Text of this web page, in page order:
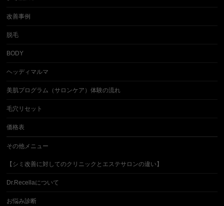
改善事例
脱毛
BODY
ヘッディマルマ
美肌プログラム（サロンケア）体験の流れ
毛穴リセット
価格表
その他メニュー
【シミ改善に対してのクリニックとエステサロンの違い】
Dr.Recellaについて
お悩み診断